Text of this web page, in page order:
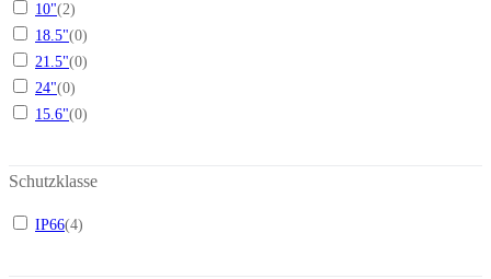
10"(2)
18.5"(0)
21.5"(0)
24"(0)
15.6"(0)
Schutzklasse
IP66(4)